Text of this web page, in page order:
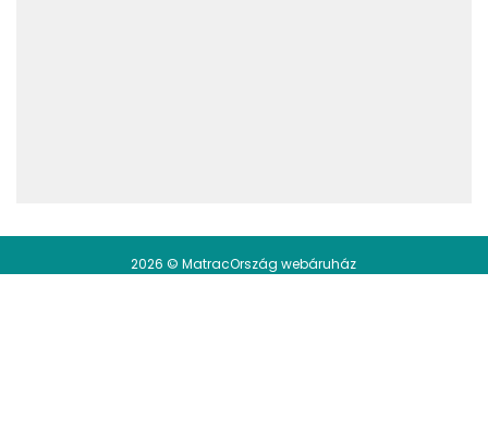
2026 © MatracOrszág webáruház